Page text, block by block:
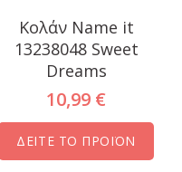
Κολάν Name it
13238048 Sweet
Dreams
10,99 €
ΔΕΙΤΕ ΤΟ ΠΡΟΪΟΝ